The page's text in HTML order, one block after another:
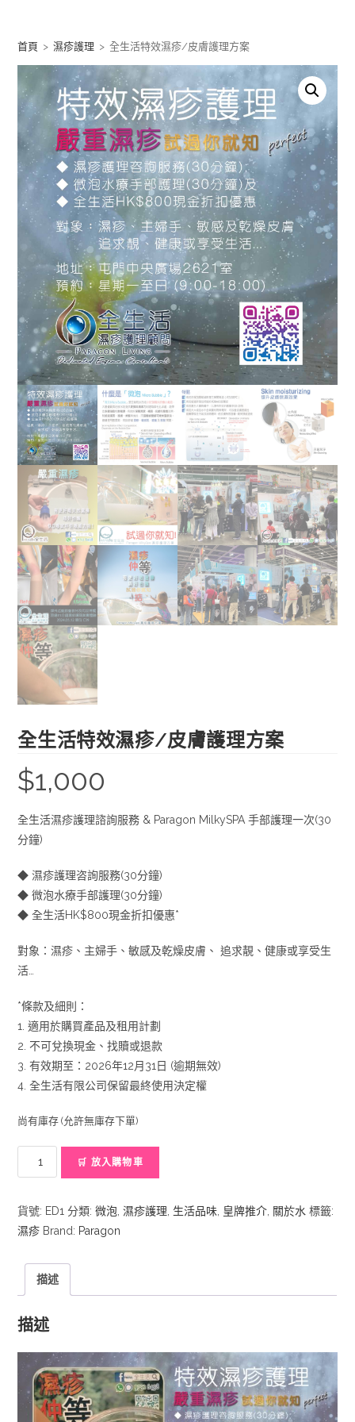
content
首頁 > 濕疹護理 > 全生活特效濕疹/皮膚護理方案
全生活特效濕疹/皮膚護理方案
$1,000
全生活濕疹護理諮詢服務 & Paragon MilkySPA 手部護理一次(30
分鐘)
◆ 濕疹護理咨詢服務(30分鐘)
◆ 微泡水療手部護理(30分鐘)
◆ 全生活HK$800現金折扣優惠*
對象：濕疹、主婦手、敏感及乾燥皮膚、 追求靚、健康或享受生
活…
*條款及細則：
1. 適用於購買產品及租用計劃
2. 不可兌換現金、找贖或退款
3. 有效期至：2026年12月31日 (逾期無效)
4. 全生活有限公司保留最終使用決定權
尚有庫存 (允許無庫存下單)
生
特
效
皮
膚
護
理
案
🛒 放入購物車
貨號: ED1 分類:微泡,濕疹護理, 生活品味, 皇牌推介, 關於水 標籤:
濕疹 Brand: Paragon
描述
描述